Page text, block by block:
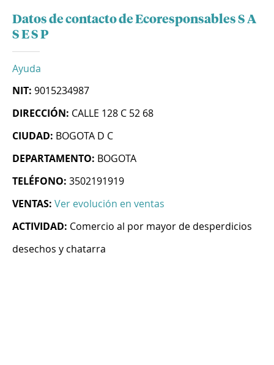
Datos de contacto de Ecoresponsables S A
S E S P
Ayuda
NIT: 9015234987
DIRECCIÓN: CALLE 128 C 52 68
CIUDAD: BOGOTA D C
DEPARTAMENTO: BOGOTA
TELÉFONO: 3502191919
VENTAS: Ver evolución en ventas
ACTIVIDAD: Comercio al por mayor de desperdicios
desechos y chatarra